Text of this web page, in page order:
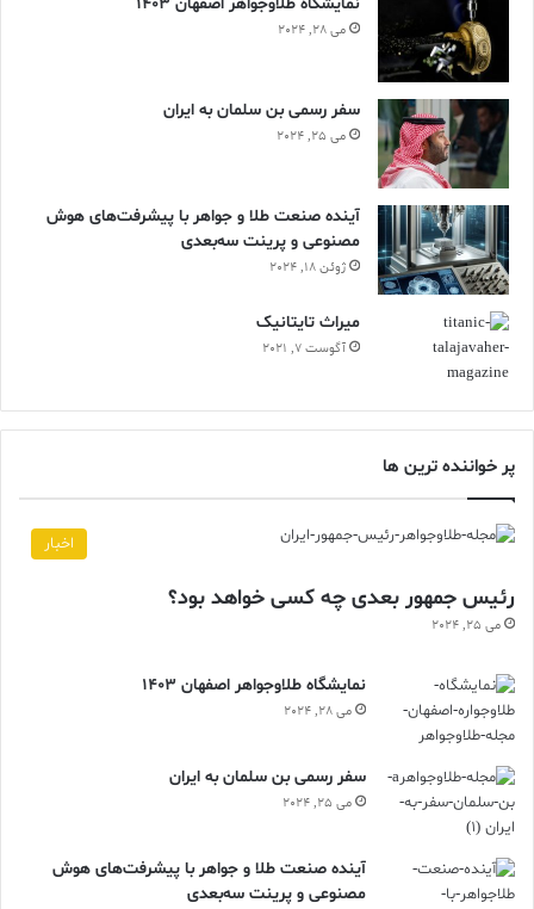
می 28, 2024
سفر رسمی بن سلمان به ایران
می 25, 2024
آینده صنعت طلا و جواهر با پیشرفت‌های هوش
مصنوعی و پرینت سه‌بعدی
ژوئن 18, 2024
ميراث تايتانيک
آگوست 7, 2021
پر خواننده ترین ها
اخبار
رئیس جمهور بعدی چه کسی خواهد بود؟
می 25, 2024
نمایشگاه طلاوجواهر اصفهان 1403
می 28, 2024
سفر رسمی بن سلمان به ایران
می 25, 2024
آینده صنعت طلا و جواهر با پیشرفت‌های هوش
مصنوعی و پرینت سه‌بعدی